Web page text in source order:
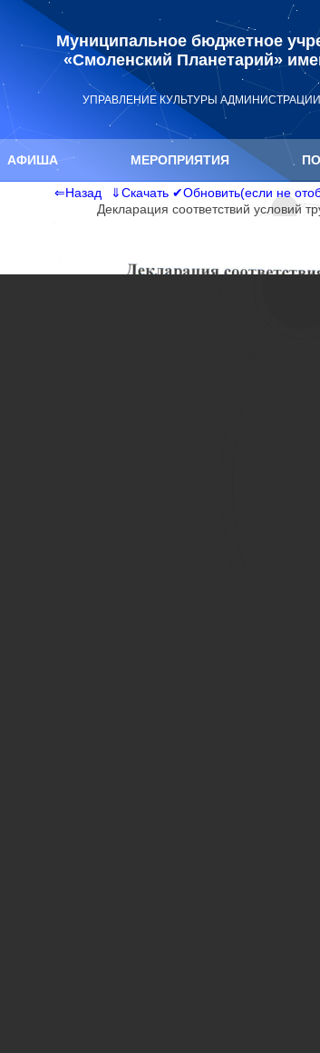
Муниципальное бюджетное
«Смоленский Планетарий»
УПРАВЛЕНИЕ КУЛЬТУРЫ
АФИША МЕРОПРИЯТИЯ
⇐Назад ⇓Скачать ✔Обновить(если не
Декларация соответствий условий